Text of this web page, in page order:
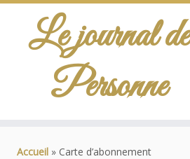
Le journal de
Personne
Accueil » Carte d’abonnement